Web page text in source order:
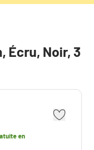
Écru, Noir, 3
en